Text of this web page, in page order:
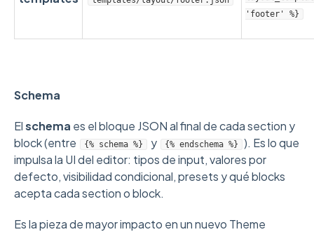
'footer' %}
Schema
Elschema es el bloque JSON al final de cada section y
block (entre
{% schema %} y {% endschema %}
). Es lo que
impulsa la UI del editor: tipos de input, valores por
defecto, visibilidad condicional, presets y qué blocks
acepta cada section o block.
Es la pieza de mayor impacto en un nuevo Theme